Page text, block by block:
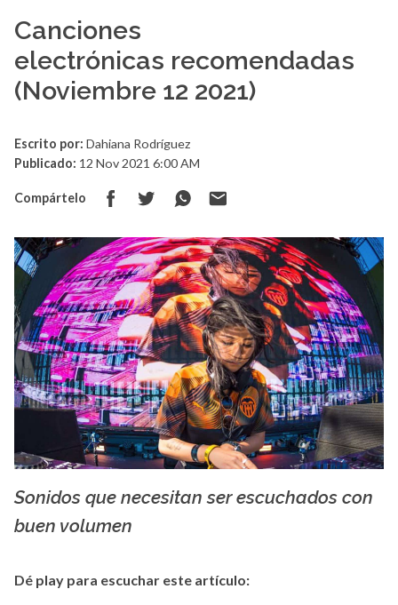
Canciones
electrónicas recomendadas
(Noviembre 12 2021)
Escrito por: Dahiana Rodríguez
Publicado: 12 Nov 2021 6:00 AM
Compártelo
Sonidos que necesitan ser escuchados con
buen volumen
Dé play para escuchar este artículo: